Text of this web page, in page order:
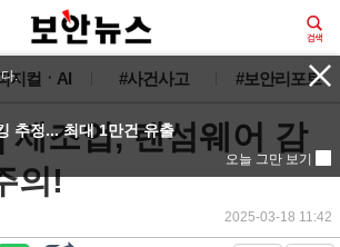
지컬ㆍAI #사건사고 #보안리포트
제조업, 랜섬웨어 감
의!
2025-03-18 11:42
.
추정... 최대 1만건 유출
오늘 그만 보기